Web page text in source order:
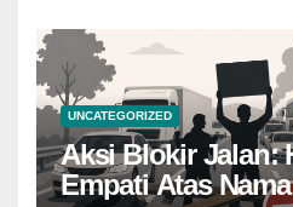
UNCATEGORIZED
Aksi Blokir Jalan:
Empati Atas